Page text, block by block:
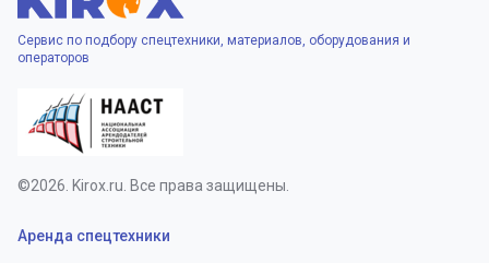
Сервис по подбору спецтехники, материалов, оборудования и
операторов
©2026. Kirox.ru. Все права защищены.
Аренда спецтехники